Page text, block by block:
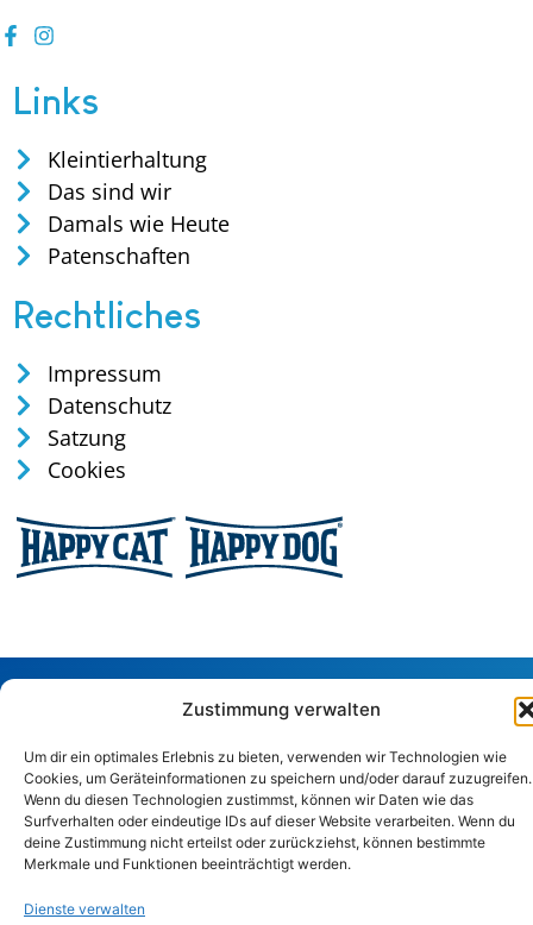
Zustimmung verwalten
Um dir ein optimales Erlebnis zu bieten, verwenden wir Technologien wie
Cookies, um Geräteinformationen zu speichern und/oder darauf zuzugreifen.
Wenn du diesen Technologien zustimmst, können wir Daten wie das
Surfverhalten oder eindeutige IDs auf dieser Website verarbeiten. Wenn du
deine Zustimmung nicht erteilst oder zurückziehst, können bestimmte
Merkmale und Funktionen beeinträchtigt werden.
Dienste verwalten
Links
Kleintierhaltung
Das sind wir
Damals wie Heute
Patenschaften
Rechtliches
Impressum
Datenschutz
Satzung
Cookies
Copyright © 2024. Alle Rechte vorbehalten.
Tel: 0170 / 35 75 165
Sandstraße 29, 57586 Weitefeld